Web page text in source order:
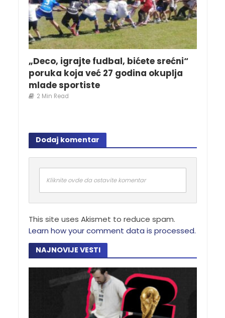
„Deco, igrajte fudbal, bićete srećni“
poruka koja već 27 godina okuplja
mlade sportiste
2 Min Read
Dodaj komentar
Kliknite ovde da ostavite komentar
This site uses Akismet to reduce spam.
Learn how your comment data is processed.
NAJNOVIJE VESTI